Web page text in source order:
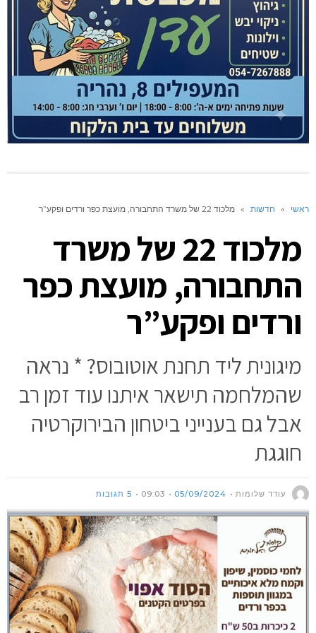
ראשי » חדשות » מלכוד 22 של משרד התחבורה, מועצת כפר ורדים ופקע”ר
מלכוד 22 של משרד
התחבורה, מועצת כפר
ורדים ופקע”ר
מיגונית ליד תחנת אוטובוס? * נראה
שהמלחמה תישאר איתנו עוד זמן רב
אבל גם בענייני ביטחון הבירוקרטיה
חוגגת
עודד שלומות 05/09/2024
09:03 5 תגובות